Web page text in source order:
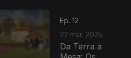
Ep. 12
22 mar. 2025
Da Terra à